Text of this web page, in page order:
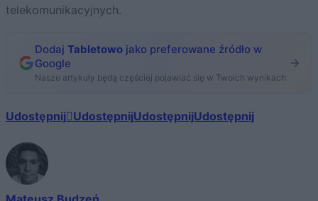
telekomunikacyjnych.
Dodaj Tabletowo jako preferowane źródło w
Google
Nasze artykuły będą częściej pojawiać się w Twoich wynikach
Udostępnij UdostępnijUdostępnijUdostępnij